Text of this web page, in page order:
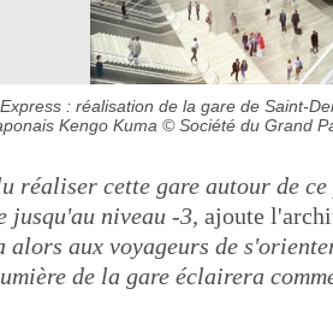
: réalisation de la gare de Saint-
Kengo Kuma © Société du Grand
réaliser cette gare autour de
jusqu'au niveau -3, ajoute
alors aux voyageurs de
de la gare éclairera